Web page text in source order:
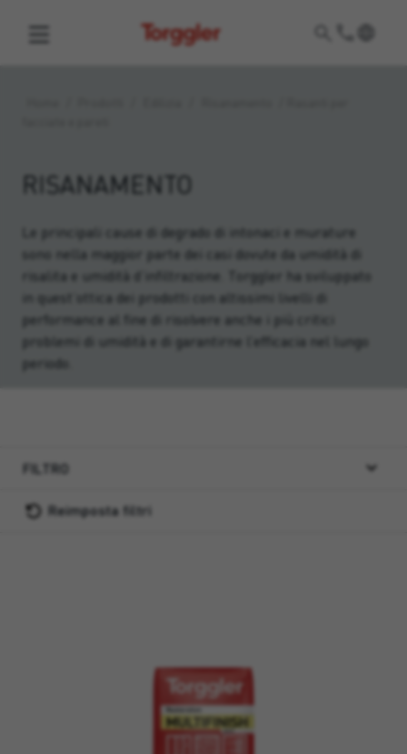
Torggler
RISANAMENTO
Le principali cause di degrado di intonaci e murature
sono nella maggior parte dei casi dovute da umidità di
risalita e umidità d’infiltrazione. Torggler ha sviluppato
in quest’ottica dei prodotti con altissimi livelli di
performance al fine di risolvere anche i più critici
problemi di umidità e di garantirne l’efficacia nel lungo
periodo.
FILTRO
Reimposta filtri